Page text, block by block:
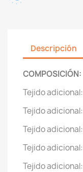
Descripción
COMPOSICIÓN:
Tejido
Tejido
Tejido
Tejido
Tejido